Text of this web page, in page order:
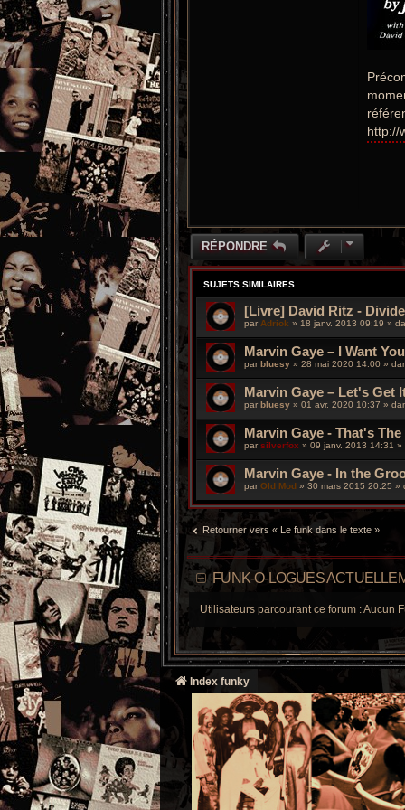
http://
RÉPONDRE
SUJETS SIMILAIRES
[Livre] David Ritz -
par Adriok » 18 janv. 2013 09:19 »
Marvin Gaye – I Want You
parbluesy » 28 mai 2020 14:00 »
Marvin Gaye – Let's Get
par bluesy » 01 avr. 2020 10:37 »
Marvin Gaye - That's The
parsilverfox » 09 janv. 2013 14:31 »
Marvin Gaye - In the
par Old Mod » 30 mars 2015 20:25 »
Retourner vers « Le funk dans le texte »
FUNK-O-LOGUES
Utilisateurs parcourant ce forum : Aucun
Index funky